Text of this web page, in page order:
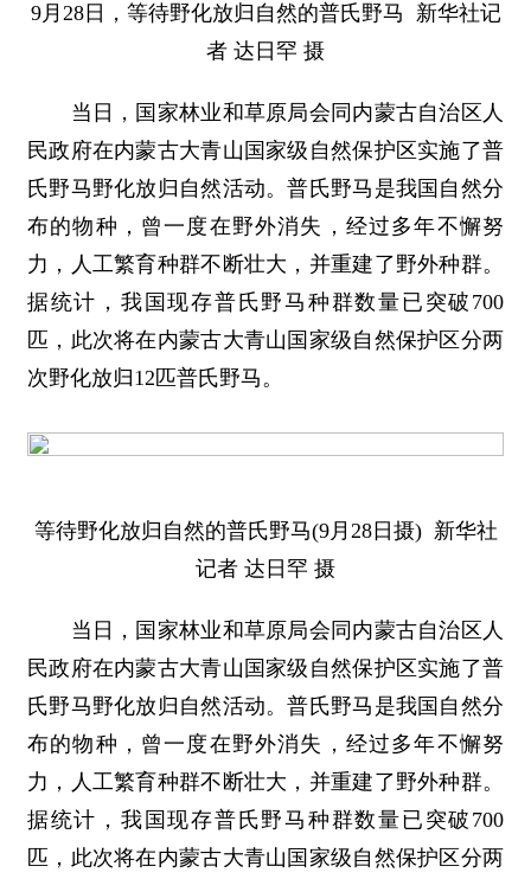
9月28日，等待野化放归自然的普氏野马 新华社记
者 达日罕 摄
当日，国家林业和草原局会同内蒙古自治区人
民政府在内蒙古大青山国家级自然保护区实施了普
氏野马野化放归自然活动。普氏野马是我国自然分
布的物种，曾一度在野外消失，经过多年不懈努
力，人工繁育种群不断壮大，并重建了野外种群。
据统计，我国现存普氏野马种群数量已突破700
匹，此次将在内蒙古大青山国家级自然保护区分两
次野化放归12匹普氏野马。
等待野化放归自然的普氏野马(9月28日摄) 新华社
记者 达日罕 摄
当日，国家林业和草原局会同内蒙古自治区人
民政府在内蒙古大青山国家级自然保护区实施了普
氏野马野化放归自然活动。普氏野马是我国自然分
布的物种，曾一度在野外消失，经过多年不懈努
力，人工繁育种群不断壮大，并重建了野外种群。
据统计，我国现存普氏野马种群数量已突破700
匹，此次将在内蒙古大青山国家级自然保护区分两